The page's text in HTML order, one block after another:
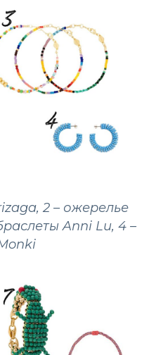
2 – ожерелье
Anni Lu, 4 –